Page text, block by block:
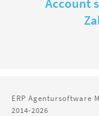
Account
ERP Agentursoftware
2014-2026